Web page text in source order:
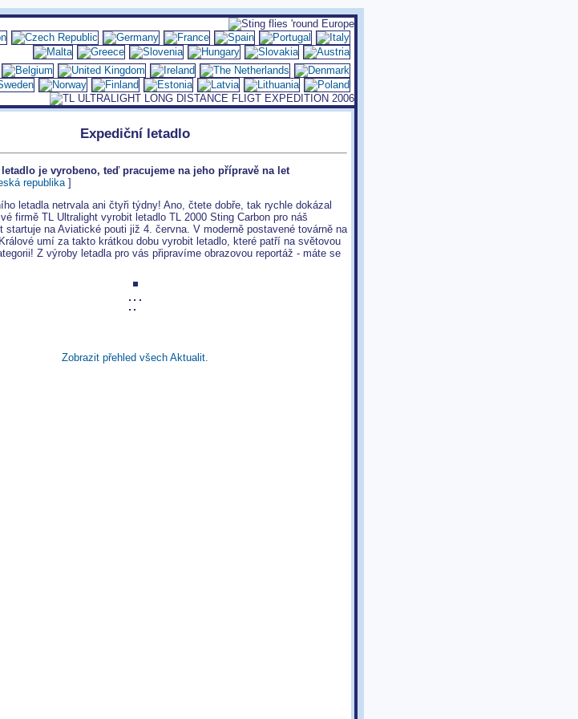
Expediční letadlo
letadlo je vyrobeno, teď pracujeme na jeho přípravě na let
republika]
letadla netrvala ani čtyři týdny! Ano, čtete dobře, tak rychle dokázal
firmě TL Ultralight vyrobit letadlo TL 2000 Sting Carbon pro náš
startuje na Aviatické pouti již 4. června. V moderně postavené továrně na
umí za takto krátkou dobu vyrobit letadlo, které patří na světovou
Z výroby letadla pro vás připravíme obrazovou reportáž - máte se
Zobrazit přehled všech Aktualit.